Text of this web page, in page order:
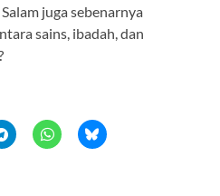
juga sebenarnya
sains, ibadah, dan